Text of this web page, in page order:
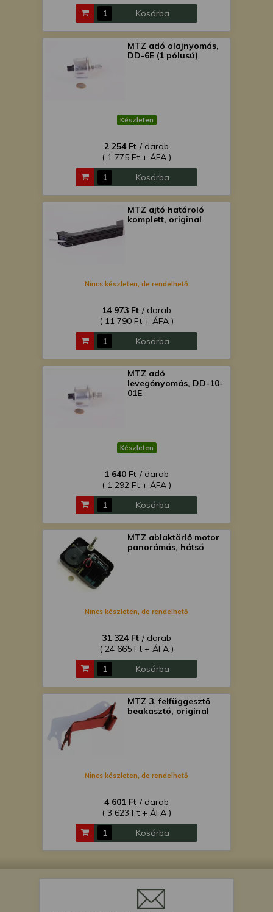
Kosárba
MTZ adó olajnyomás,
DD-6E (1 pólusú)
Készleten
2 254 Ft / darab
( 1 775 Ft + ÁFA )
Kosárba
MTZ ajtó határoló
komplett, original
Nincs készleten, de rendelhető
14 973 Ft / darab
( 11 790 Ft + ÁFA )
Kosárba
MTZ adó
levegőnyomás, DD-10-
01E
Készleten
1 640 Ft / darab
( 1 292 Ft + ÁFA )
Kosárba
MTZ ablaktörlő motor
panorámás, hátsó
Nincs készleten, de rendelhető
31 324 Ft / darab
( 24 665 Ft + ÁFA )
Kosárba
MTZ 3. felfüggesztő
beakasztó, original
Nincs készleten, de rendelhető
4 601 Ft / darab
( 3 623 Ft + ÁFA )
Kosárba